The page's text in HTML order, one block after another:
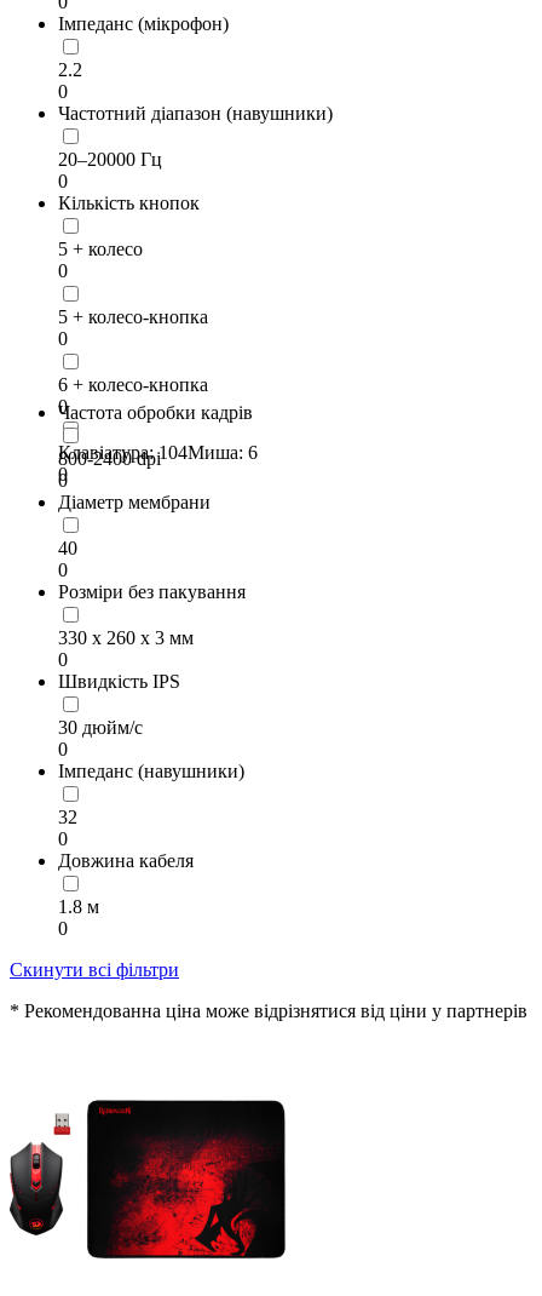
Імпеданс (мікрофон)
2.2
0
Частотний діапазон (навушники)
20–20000 Гц
0
Кількість кнопок
5 + колесо
0
5 + колесо-кнопка
0
6 + колесо-кнопка
0
Клавіатура: 104Миша: 6
0
Частота обробки кадрів
800-2400 dpi
0
Діаметр мембрани
40
0
Розміри без пакування
330 х 260 х 3 мм
0
Швидкість IPS
30 дюйм/с
0
Імпеданс (навушники)
32
0
Довжина кабеля
1.8 м
0
Скинути всі фільтри
* Рекомендованна ціна може відрізнятися від ціни у партнерів